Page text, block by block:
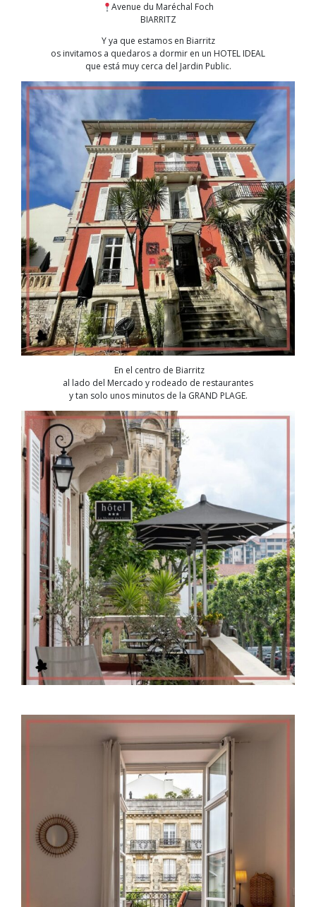
Avenue du Maréchal Foch
BIARRITZ
Y ya que estamos en Biarritz
os invitamos a quedaros a dormir en un HOTEL IDEAL
que está muy cerca del Jardin Public.
En el centro de Biarritz
al lado del Mercado y rodeado de restaurantes
y tan solo unos minutos de la GRAND PLAGE.